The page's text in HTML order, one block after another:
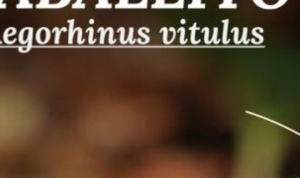
El Radiómetro